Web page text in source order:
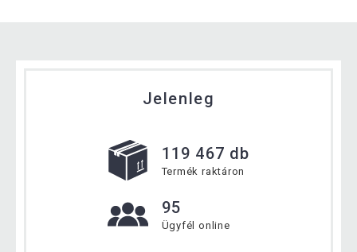
Jelenleg
119 467 db
Termék raktáron
95
Ügyfél online